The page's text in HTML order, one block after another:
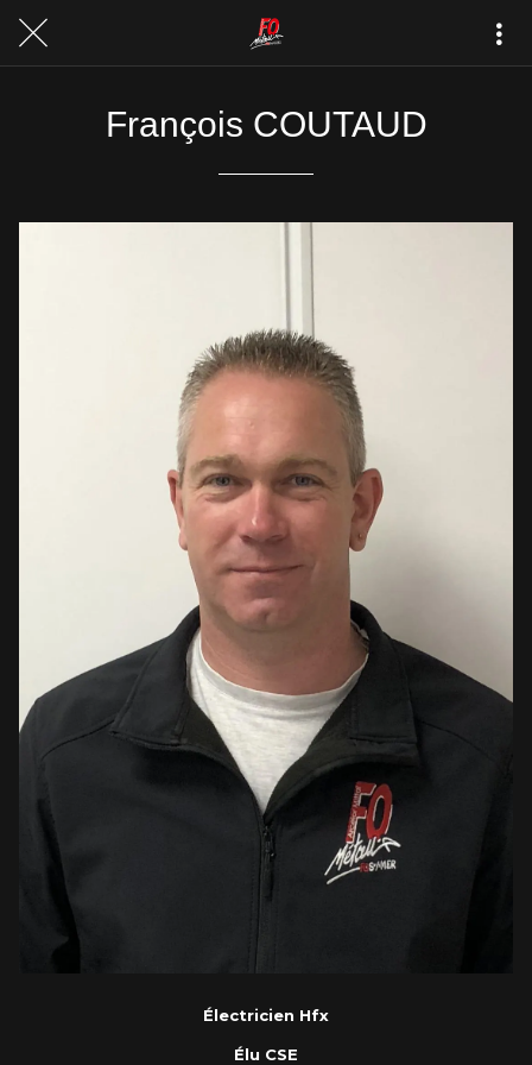
François COUTAUD
Électricien Hfx
Élu CSE